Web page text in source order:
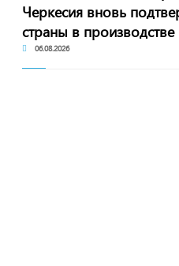
Черкесия вновь
страны в
06.08.2026